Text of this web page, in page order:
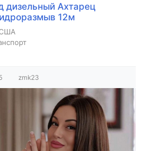
дизельный Ахтарец
12м
zmk23